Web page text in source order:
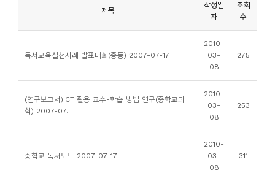
제목
작성일
자
조회
수
독서교육실천사례 발표대회(중등) 2007-07-17
2010-
03-
08
275
(연구보고서)ICT 활용 교수-학습 방법 연구(중학교과
학) 2007-07..
2010-
03-
08
253
중학교 독서노트 2007-07-17
2010-
03-
08
311